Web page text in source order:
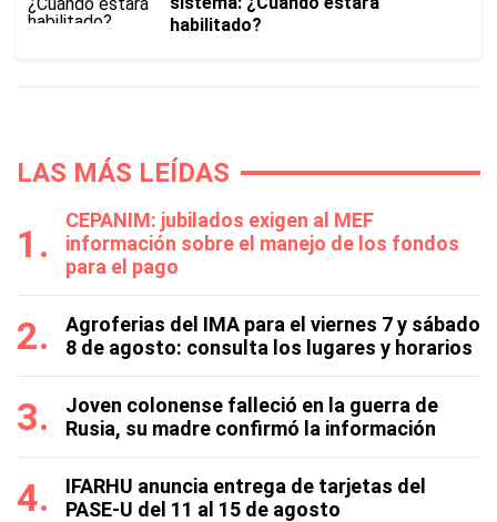
habilitado?
LAS MÁS LEÍDAS
CEPANIM: jubilados exigen al MEF
información sobre el manejo de los fondos
para el pago
Agroferias del IMA para el viernes 7 y sábado
8 de agosto: consulta los lugares y horarios
Joven colonense falleció en la guerra de
Rusia, su madre confirmó la información
IFARHU anuncia entrega de tarjetas del
PASE-U del 11 al 15 de agosto